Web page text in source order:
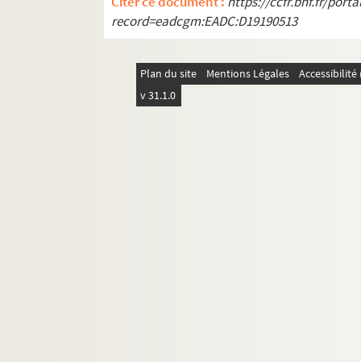
record=eadcgm:EADC:D19190513
Plan du site Mentions Légales
v 31.1.0